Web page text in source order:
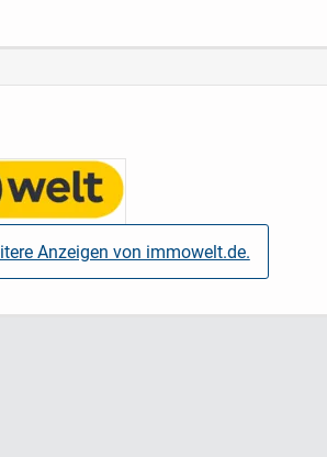
Anzeigen von immowelt.de.